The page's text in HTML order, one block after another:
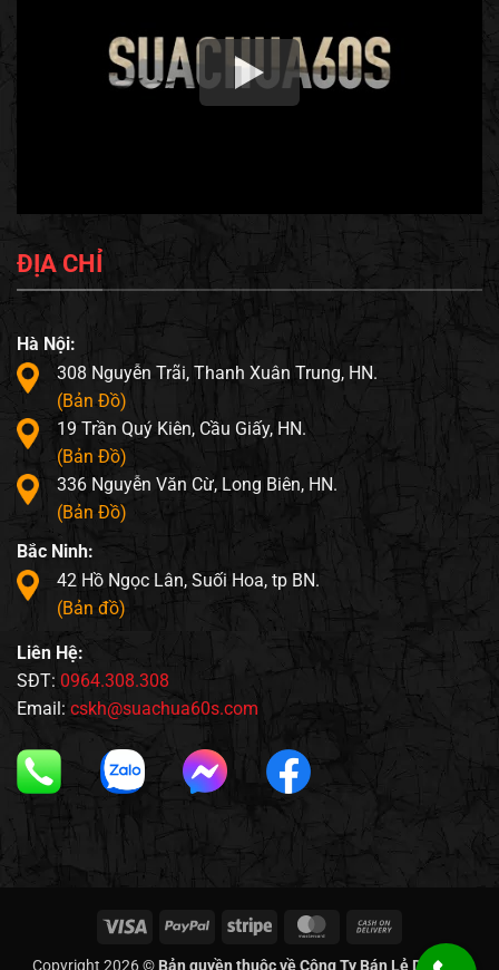
ĐỊA CHỈ
Hà Nội:
308 Nguyễn Trãi, Thanh Xuân Trung, HN.
(Bản Đồ)
19 Trần Quý Kiên, Cầu Giấy, HN.
(Bản Đồ)
336 Nguyễn Văn Cừ, Long Biên, HN.
(Bản Đồ)
Bắc Ninh:
42 Hồ Ngọc Lân, Suối Hoa, tp BN.
(Bản đồ)
Liên Hệ:
SĐT: 0964.308.308
Email: cskh@suachua60s.com
Visa PayPal Stripe MasterCard
Copyright 2026 © Bản quyền thuộc về Công Ty Bán Lẻ Di Động